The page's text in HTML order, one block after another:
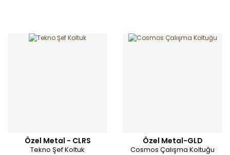
Özel Metal - CLRS
Tekno Şef Koltuk
Özel Metal-GLD
Cosmos Çalışma Koltuğu